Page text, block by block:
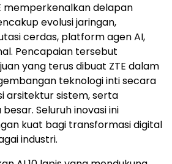
memperkenalkan delapan
evolusi jaringan,
cerdas, platform agen AI,
Pencapaian tersebut
yang terus dibuat ZTE dalam
teknologi inti secara
arsitektur sistem, serta
Seluruh inovasi ini
kuat bagi transformasi digital
industri.